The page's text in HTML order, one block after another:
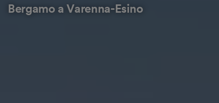
Bergamo a Varenna-Esino